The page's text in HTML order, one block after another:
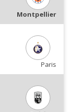
Montpellier
Paris